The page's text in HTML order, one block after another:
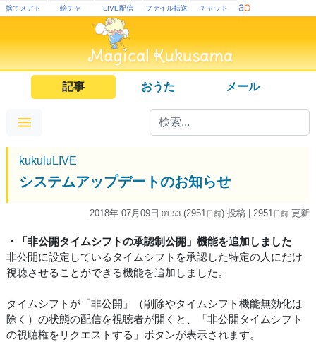
捨てメアド 絵チャ LIVE配信 ファイル転送 チャット
記事 おうた メール
kukuluLIVE
システムアップデートのお知らせ
2018年 07月09日 01:53 (2951 日前) 投稿 | 2951 日前 更新
・「非公開タイムシフトの承認制公開」機能を追加しました
非公開に設定しているタイムシフトを承認した特定の人にだけ
視聴させることができる機能を追加しました。
タイムシフトが「非公開」（削除やタイムシフト機能無効化は
除く）の状態の配信を視聴者が開くと、「非公開タイムシフト
の視聴権をリクエストする」ボタンが表示されます。